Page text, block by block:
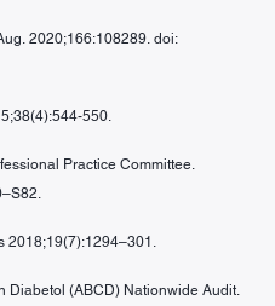
2020;166:108289. doi:
550.
Practice Committee.
2018;19(7):1294–301.
Diabetol (ABCD) Nationwide Audit.